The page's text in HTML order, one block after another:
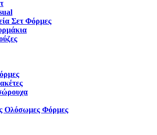
Σετ Φόρμες
Ολόσωμες Φόρμες